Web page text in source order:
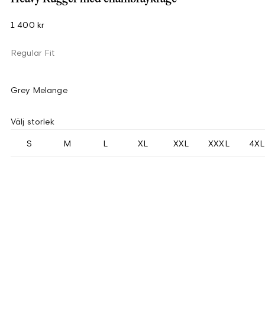
1 400 kr
Regular Fit
Grey Melange
Välj storlek
S M L XL XXL XXXL 4XL